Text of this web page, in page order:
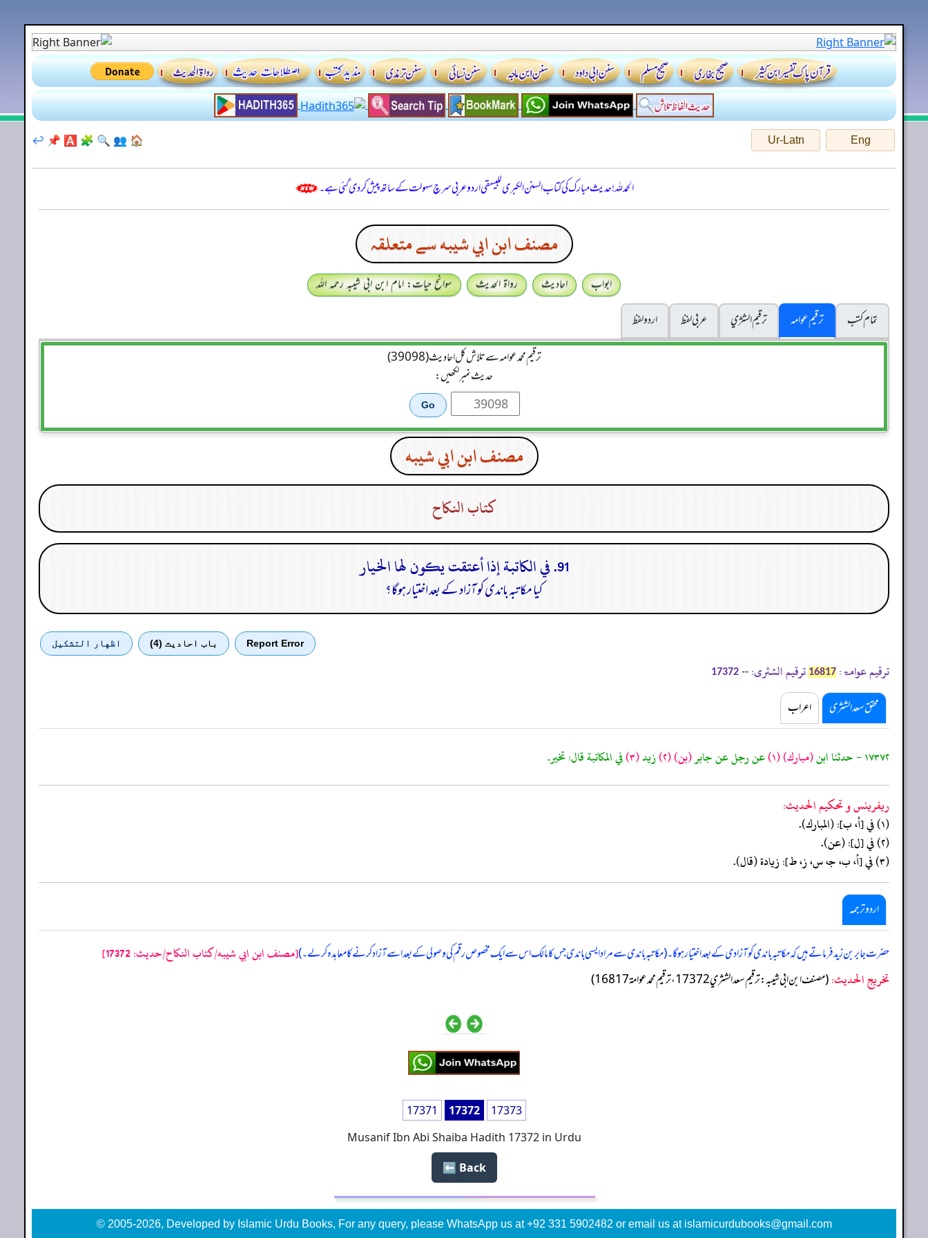
Eng
Ur-Latn
🏠
👥
🔍
🧩
🅰️
📌
↩️
الحمدللہ! حدیث مبارک کی کتاب السنن الكبرى للبيهقي اردو عربی سرچ سہولت کے ساتھ پیش کر دی گئی ہے۔
مصنف ابن ابي شيبه سے متعلقہ
ابواب احادیث رواۃ الحدیث
سوانح حیات: امام ابن ابی شیبہ رحمہ اللہ
تمام کتب
ترقیم عوامہ ترقيم الشژي عربی لفظ
اردو لفظ
ترقیم محمدعوامہ سے تلاش کل احادیث (39098)
حدیث نمبر لکھیں:
مصنف ابن ابي شيبه
كتاب النكاح
91. في الكاتبة إذا أعتقت يكون لها الخيار
کیا مکاتبہ باندی کو آزاد کے بعد اختیار ہوگا؟
Report Error باب احادیث (4) اظهار التشكيل
ترقیم عوامۃ: 16817 ترقیم الشثری: --
17372
محقق سعد الشثری اعراب
١٧٣٧٢ - حدثنا ابن (مبارك)(١) عن رجل عن جابر(بن)(٢) زيد(٣) في المكاتبة قال: تخير.
ريفرينس و تحكيم الحدیث:
(١) في [أ، ب]: (المبارك).
(٢) في [ل]: (عن).
(٣) في [أ، ب، جـ، س، ز، ط]: زيادة (قال).
اردو ترجمہ
حضرت جابر بن زید فرماتے ہیں کہ مکاتبہ باندی کو آزاد ی کے بعد اختیار ہوگا۔ (مکاتبہ باندی سے مراد ایسی باندی جس کا مالک اس سے ایک مخصوص رقم کی وصولی کے بعد اسے آزاد کرنے کا معاہدہ کرلے۔)[مصنف ابن ابي شيبه/كتاب النكاح/حدیث: 17372]
تخریج الحدیث:(مصنف ابن ابي شيبه: ترقيم سعد الشثري 17372، ترقيم محمد عوامة 16817)
17371 17372
17373
Musanif Ibn Abi Shaiba Hadith 17372 in Urdu
Back ⬅️
© 2005-2026, Developed by Islamic Urdu Books, For any query, please WhatsApp us at +92 331 5902482 or email us at islamicurdubooks@gmail.com